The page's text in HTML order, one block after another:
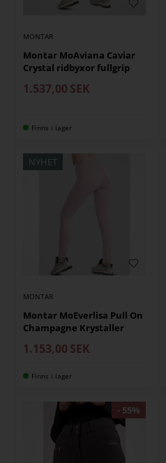
MONTAR
Montar MoAviana Caviar
Crystal ridbyxor fullgrip
1.537,00 SEK
Finns i lager
NYHET
MONTAR
Montar MoEverlisa Pull On
Champagne Krystaller
1.153,00 SEK
Finns i lager